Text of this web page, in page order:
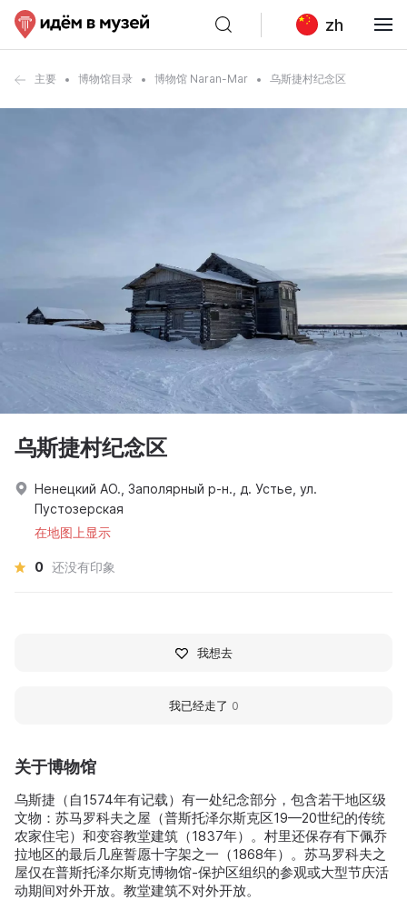
zh
主要 博物馆目录 博物馆 Naran-Mar 乌斯捷村纪念区
关于博物馆
乌斯捷（自1574年有记载）有一处纪念部分，包含若干地区级
文物：苏马罗科夫之屋（普斯托泽尔斯克区19—20世纪的传统
农家住宅）和变容教堂建筑（1837年）。村里还保存有下佩乔
拉地区的最后几座誓愿十字架之一（1868年）。苏马罗科夫之
屋仅在普斯托泽尔斯克博物馆-保护区组织的参观或大型节庆活
动期间对外开放。教堂建筑不对外开放。
乌斯捷村纪念区
Ненецкий АО., Заполярный р-н., д. Устье, ул.
Пустозерская
在地图上显示
0 还没有印象
我想去
我已经走了 0